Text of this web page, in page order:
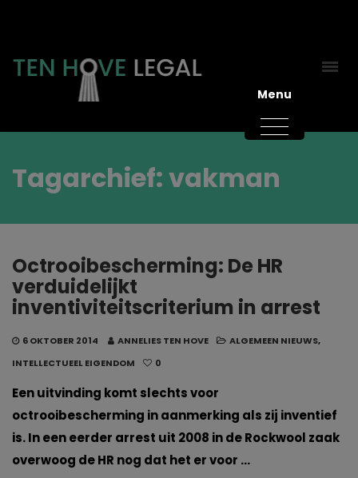
Tagarchief: vakman
Octrooibescherming: De HR
verduidelijkt
inventiviteitscriterium in arrest
6 OKTOBER 2014 ANNELIES TEN HOVE ALGEMEEN NIEUWS,
INTELLECTUEEL EIGENDOM
0
Een uitvinding komt slechts voor
octrooibescherming in aanmerking als zij inventief
is. In een eerder arrest uit 2008 in de Rockwool zaak
overwoog de HR nog dat het er voor …
Menu